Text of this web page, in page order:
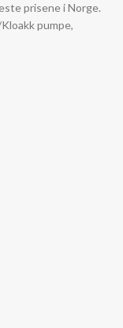
prisene i Norge.
pumpe,